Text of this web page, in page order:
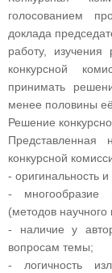
голосованием
доклада
работу,
конкурсной
принимать
менее половины
Решение
Представленная
конкурсной
- оригинальность
- многообразие
(методов научного
- наличие у
вопросам темы;
- логичность